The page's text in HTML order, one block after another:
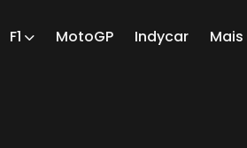
F1 MotoGP Indycar Mais